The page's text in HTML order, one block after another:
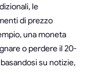
le
di prezzo
una moneta
o perdere il 20-
su notizie,